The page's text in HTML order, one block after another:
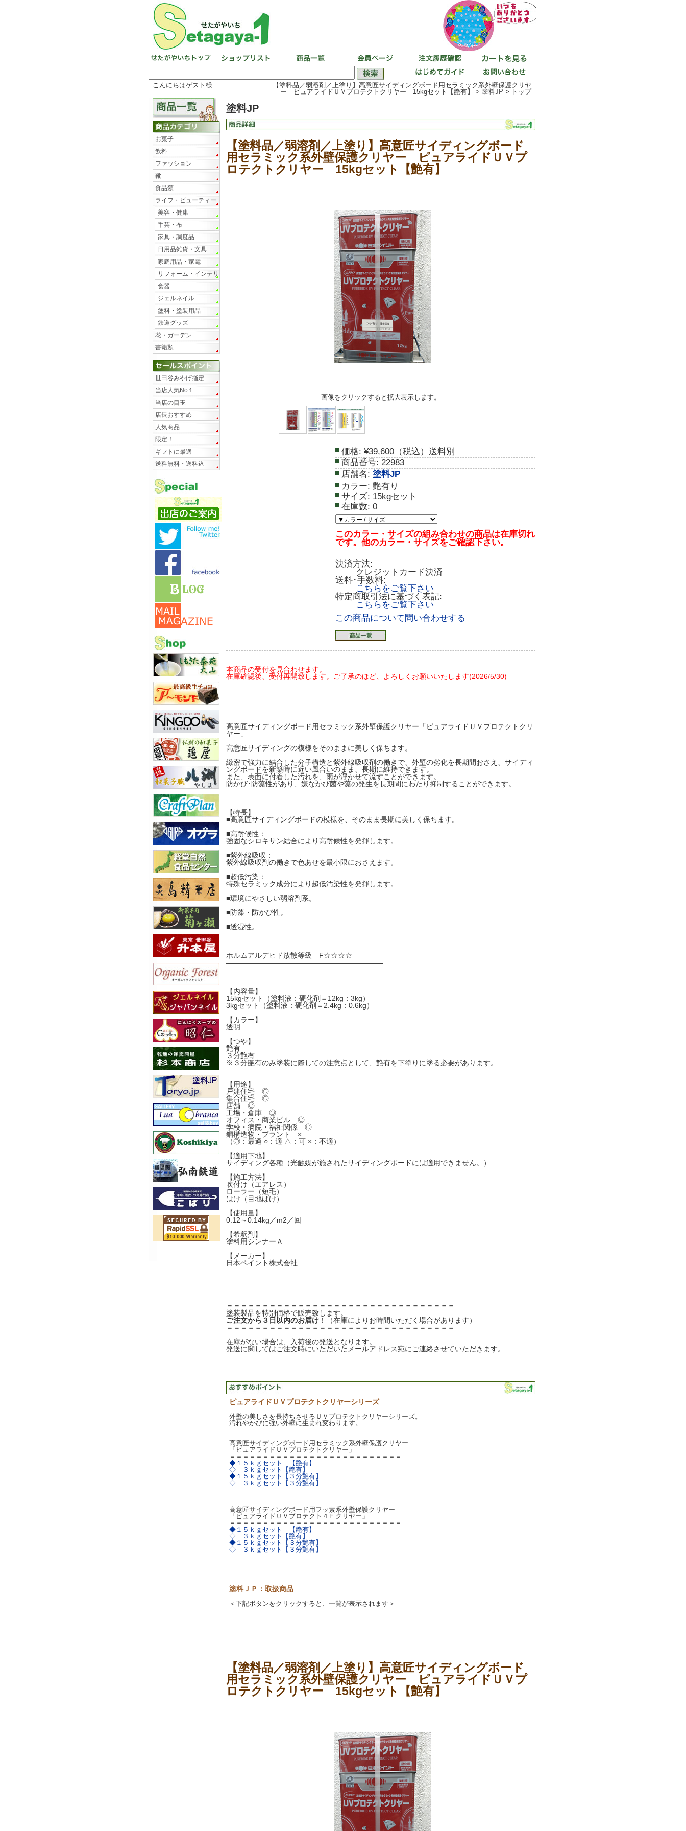
こんにちはゲスト様
【塗料品／弱溶剤／上塗り】高意匠サイディングボード用セラミック系外壁保護クリヤ
ー ピュアライドＵＶプロテクトクリヤー 15kgセット【艶有】 > 塗料JP > トップ
塗料JP
【塗料品／弱溶剤／上塗り】高意匠サイディングボード
用セラミック系外壁保護クリヤー ピュアライドＵＶプ
ロテクトクリヤー 15kgセット【艶有】
画像をクリックすると拡大表示します。
価格: ¥39,600（税込）送料別
商品番号: 22983
店舗名: 塗料JP
カラー: 艶有り
サイズ: 15kgセット
在庫数: 0
このカラー・サイズの組み合わせの商品は在庫切れ
です。他のカラー・サイズをご確認下さい。
決済方法:
クレジットカード決済
送料･手数料:
こちらをご覧下さい
特定商取引法に基づく表記:
こちらをご覧下さい
この商品について問い合わせする
本商品の受付を見合わせます。
在庫確認後、受付再開致します。ご了承のほど、よろしくお願いいたします(2026/5/30)
高意匠サイディングボード用セラミック系外壁保護クリヤー「ピュアライドＵＶプロテクトクリ
ヤー」
高意匠サイディングの模様をそのままに美しく保ちます。
緻密で強力に結合した分子構造と紫外線吸収剤の働きで、外壁の劣化を長期間おさえ、サイディ
ングボードを新築時に近い風合いのまま、長期に維持できます。
また、表面に付着した汚れを、雨が浮かせて流すことができます。
防かび･防藻性があり、嫌なかび菌や藻の発生を長期間にわたり抑制することができます。
【特長】
■高意匠サイディングボードの模様を、そのまま長期に美しく保ちます。
■高耐候性：
強固なシロキサン結合により高耐候性を発揮します。
■紫外線吸収：
紫外線吸収剤の働きで色あせを最小限におさえます。
■超低汚染：
特殊セラミック成分により超低汚染性を発揮します。
■環境にやさしい弱溶剤系。
■防藻・防かび性。
■透湿性。
――――――――――――――――――――――
ホルムアルデヒド放散等級 F☆☆☆☆
――――――――――――――――――――――
【内容量】
15kgセット（塗料液：硬化剤＝12kg：3kg）
3kgセット（塗料液：硬化剤＝2.4kg：0.6kg）
【カラー】
透明
【つや】
艶有
３分艶有
※３分艶有のみ塗装に際しての注意点として、艶有を下塗りに塗る必要があります。
【用途】
戸建住宅 ◎
集合住宅 ◎
店舗 ◎
工場・倉庫 ◎
オフィス・商業ビル ◎
学校・病院・福祉関係 ◎
鋼構造物・プラント ×
（◎：最適 ○：適 △：可 ×：不適）
【適用下地】
サイディング各種（光触媒が施されたサイディングボードには適用できません。）
【施工方法】
吹付け（エアレス）
ローラー（短毛）
はけ（目地ばけ）
【使用量】
0.12～0.14kg／m2／回
【希釈剤】
塗料用シンナーＡ
【メーカー】
日本ペイント株式会社
＝＝＝＝＝＝＝＝＝＝＝＝＝＝＝＝＝＝＝＝＝＝＝＝＝＝＝＝＝＝＝＝
塗装製品を特別価格で販売致します。
ご注文から３日以内のお届け！（在庫によりお時間いただく場合があります）
＝＝＝＝＝＝＝＝＝＝＝＝＝＝＝＝＝＝＝＝＝＝＝＝＝＝＝＝＝＝＝＝
在庫がない場合は、入荷後の発送となります。
発送に関してはご注文時にいただいたメールアドレス宛にご連絡させていただきます。
ピュアライドＵＶプロテクトクリヤーシリーズ
外壁の美しさを長持ちさせるＵＶプロテクトクリヤーシリーズ。
汚れやかびに強い外壁に生まれ変わります。
高意匠サイディングボード用セラミック系外壁保護クリヤー
「ピュアライドＵＶプロテクトクリヤー」
＝＝＝＝＝＝＝＝＝＝＝＝＝＝＝＝＝＝＝＝＝＝＝＝＝＝
◆１５ｋｇセット 【艶有】
◇ ３ｋｇセット【艶有】
◆１５ｋｇセット【３分艶有】
◇ ３ｋｇセット【３分艶有】
高意匠サイディングボード用フッ素系外壁保護クリヤー
「ピュアライドＵＶプロテクト４Ｆクリヤー」
＝＝＝＝＝＝＝＝＝＝＝＝＝＝＝＝＝＝＝＝＝＝＝＝＝＝
◆１５ｋｇセット 【艶有】
◇ ３ｋｇセット【艶有】
◆１５ｋｇセット【３分艶有】
◇ ３ｋｇセット【３分艶有】
塗料ＪＰ：取扱商品
＜下記ボタンをクリックすると、一覧が表示されます＞
【塗料品／弱溶剤／上塗り】高意匠サイディングボード
用セラミック系外壁保護クリヤー ピュアライドＵＶプ
ロテクトクリヤー 15kgセット【艶有】
お菓子
飲料
ファッション
靴
食品類
ライフ・ビューティー
美容・健康
手芸・布
家具・調度品
日用品雑貨・文具
家庭用品・家電
リフォーム・インテリ
ア
食器
ジェルネイル
塗料・塗装用品
鉄道グッズ
花・ガーデン
書籍類
世田谷みやげ指定
当店人気No１
当店の目玉
店長おすすめ
人気商品
限定！
ギフトに最適
送料無料・送料込